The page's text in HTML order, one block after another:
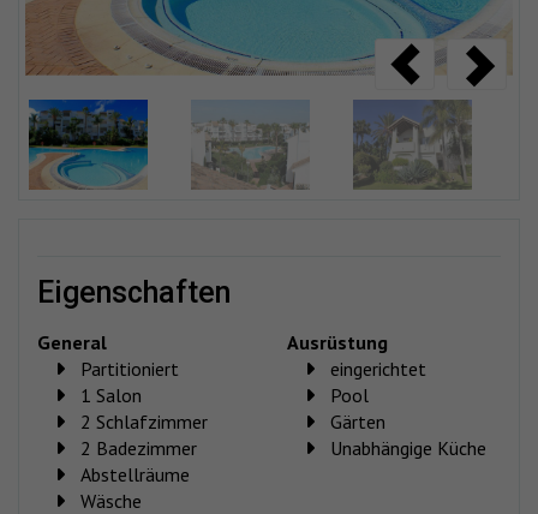
eigenschaften
General
Partitioniert
1 Salon
2 Schlafzimmer
2 Badezimmer
Abstellräume
Wäsche
Ausrüstung
eingerichtet
Pool
Gärten
Unabhängige Küche